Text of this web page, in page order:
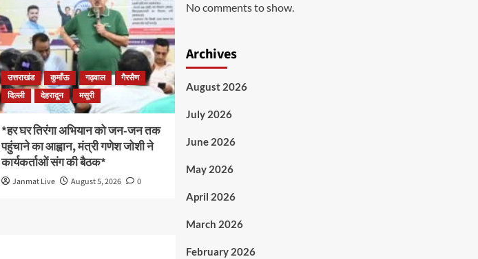
उत्तराखंड कुमाँऊ गढ़वाल
गैरसैण
दिल्ली
देहरादून मसूरी
*हर घर तिरंगा अभियान को जन-जन तक
पहुंचाने का आह्वान, मंत्री गणेश जोशी ने
कार्यकर्ताओं संग की बैठक*
Janmat Live August 5, 2026 0
No comments to show.
Archives
August 2026
July 2026
June 2026
May 2026
April 2026
March 2026
February 2026